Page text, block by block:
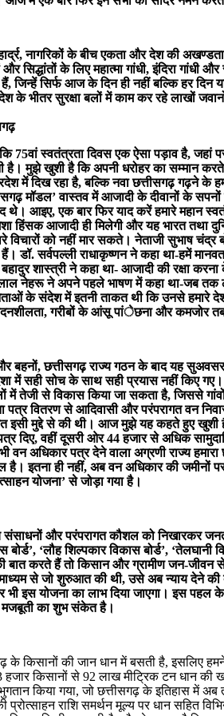
नागरिकों के बीच एकता और देश की
सिद्धांतों के लिए महात्मा गांधी, इंदिरा गांधी
हैं, जिन्हें सिर्फ आज के दिन ही नहीं बल्कि हर
भीतर सुरक्षा बलों में काम कर रहे लाखों
स्वतंत्रता दिवस एक ऐसा पड़ाव है, जहां
है। मुझे खुशी है कि अपनी धरोहर का सम्मान
में दिख रहा है, बल्कि नवा छत्तीसगढ़ गढ़ने के
मॉडल’ वास्तव में आजादी के दीवानों के
थे। आइए, एक बार फिर याद करें हमारे महान
हिंसक आजादी ही मिलेगी और यह भारत
विचारों को नहीं मार सकते। नेताजी सुभाष
डॉ. सर्वपल्ली राधाकृष्णन ने कहा था-हमें
शास्त्री ने कहा था- आजादी की रक्षा
नेहरू ने अपने पहले भाषण में कहा था-जब तक
के संदेश में इतनी ताकत थी कि उनसे हमारे
गरीबों के आंसू पांेछना और कमजोर
बहनों, छत्तीसगढ़ राज्य गठन के बाद यह
में सही सोच के साथ सही प्रयास नहीं किए
में तेजी से विकास किया जा सकता है, जिससे
पत्र वितरण से आदिवासी और परंपरागत वन
मुद्दे से की थी। आज मुझे यह कहते हुए खुशी है
दिए, वहीं दूसरी ओर 44 हजार से अधिक
वन अधिकार पत्र देने वाला अग्रणी राज्य
इतना ही नहीं, अब वन अधिकार की जमीनों पर
योजना’ से जोड़ा गया है।
और परंपरागत कौशल को निखारकर
‘लौह शिल्पकार विकास बोर्ड’, ‘तेलघानी
बात करते हैं तो किसान और ग्रामीण जन-
माध्यम से जो शुरुआत की थी, उसे अब न्याय देने
भी इस योजना का लाभ दिया जाएगा। इस पहल
मजबूती का शुभ संकेत है।
किसानों की जान धान में बसती है, इसलिए हमने
किसानों से 92 लाख मीट्रिक टन धान की
किया गया, जो छत्तीसगढ़ के इतिहास में अब
राशि समर्थन मूल्य पर धान सहित